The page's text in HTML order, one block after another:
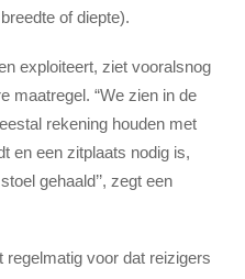
of diepte).
exploiteert, ziet vooralsnog
maatregel. “We zien in de
rekening houden met
en een zitplaats nodig is,
gehaald’’, zegt een
voor dat reizigers